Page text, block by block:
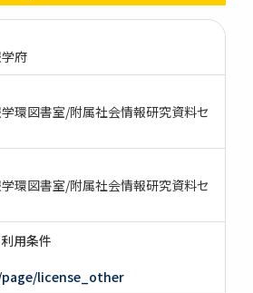
府
環図書室/附属社会情報研究資料セ
環図書室/附属社会情報研究資料セ
用条件
license_other